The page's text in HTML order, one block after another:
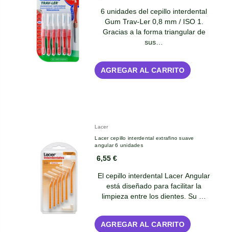
6 unidades del cepillo interdental
Gum Trav-Ler 0,8 mm / ISO 1.
Gracias a la forma triangular de
sus…
AGREGAR AL CARRITO
Lacer
Lacer cepillo interdental extrafino suave
angular 6 unidades
6,55 €
El cepillo interdental Lacer Angular
está diseñado para facilitar la
limpieza entre los dientes. Su …
AGREGAR AL CARRITO